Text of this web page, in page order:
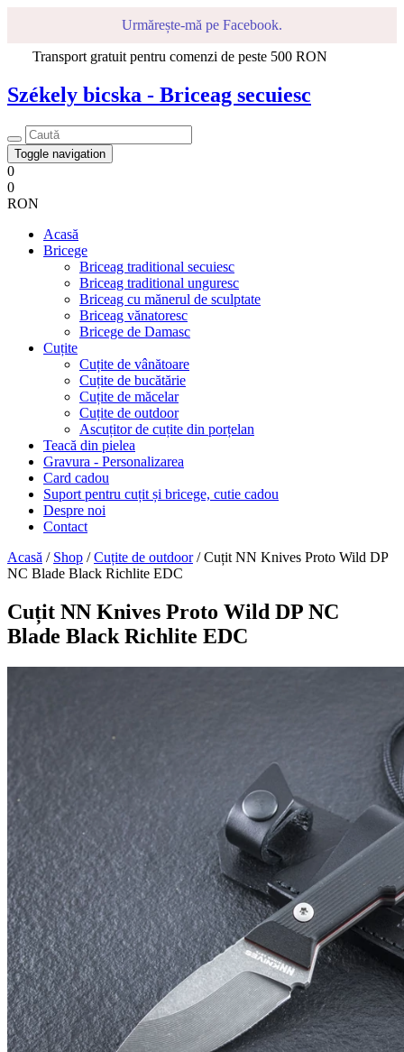
Urmărește-mă pe Facebook.
Transport gratuit pentru comenzi de peste 500 RON
Székely bicska - Briceag secuiesc
Toggle navigation
0
0
RON
Acasă
Bricege
Briceag traditional secuiesc
Briceag traditional unguresc
Briceag cu mănerul de sculptate
Briceag vănatoresc
Bricege de Damasc
Cuțite
Cuțite de vânătoare
Cuțite de bucătărie
Cuțite de măcelar
Cuțite de outdoor
Ascuțitor de cuțite din porțelan
Teacă din pielea
Gravura - Personalizarea
Card cadou
Suport pentru cuțit și bricege, cutie cadou
Despre noi
Contact
Acasă / Shop /Cuțite de outdoor/ Cuțit NN Knives Proto Wild DP
NC Blade Black Richlite EDC
Cuțit NN Knives Proto Wild DP NC
Blade Black Richlite EDC